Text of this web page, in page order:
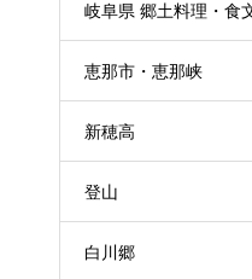
岐阜県 郷土料理・食
恵那市・恵那峡
新穂高
登山
白川郷